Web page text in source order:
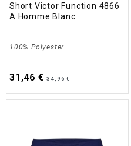
Short Victor Function 4866
A Homme Blanc
100% Polyester
31,46 € 34,96 €